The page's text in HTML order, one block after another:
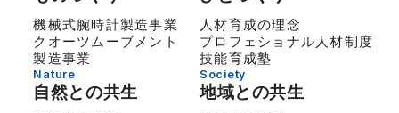
機械式腕時計製造事業
クオーツムーブメント
製造事業
Nature
自然との共生
人材育成の理念
プロフェショナル人材制度
技能育成塾
Society
地域との共生